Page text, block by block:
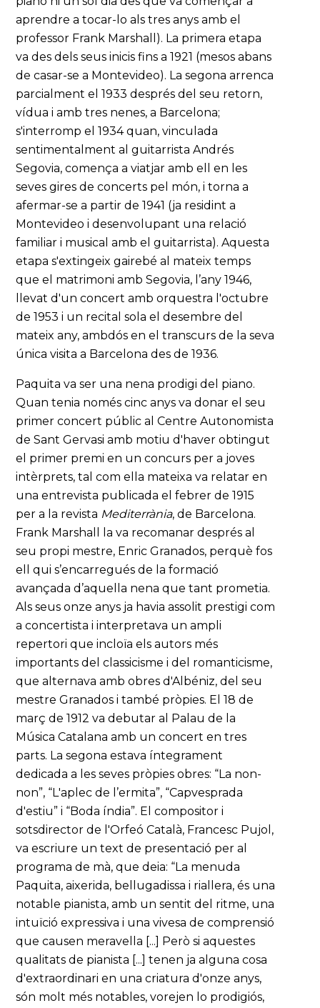
aprendre a tocar-lo als tres anys amb el
professor Frank Marshall). La primera etapa
va des dels seus inicis fins a 1921 (mesos abans
de casar-se a Montevideo). La segona arrenca
parcialment el 1933 després del seu retorn,
vídua i amb tres nenes, a Barcelona;
s'interromp el 1934 quan, vinculada
sentimentalment al guitarrista Andrés
Segovia, comença a viatjar amb ell en les
seves gires de concerts pel món, i torna a
afermar-se a partir de 1941 (ja residint a
Montevideo i desenvolupant una relació
familiar i musical amb el guitarrista). Aquesta
etapa s'extingeix gairebé al mateix temps
que el matrimoni amb Segovia, l’any 1946,
llevat d'un concert amb orquestra l'octubre
de 1953 i un recital sola el desembre del
mateix any, ambdós en el transcurs de la seva
única visita a Barcelona des de 1936.
Paquita va ser una nena prodigi del piano.
Quan tenia només cinc anys va donar el seu
primer concert públic al Centre Autonomista
de Sant Gervasi amb motiu d'haver obtingut
el primer premi en un concurs per a joves
intèrprets, tal com ella mateixa va relatar en
una entrevista publicada el febrer de 1915
per a la revista Mediterrània, de Barcelona.
Frank Marshall la va recomanar després al
seu propi mestre, Enric Granados, perquè fos
ell qui s’encarregués de la formació
avançada d’aquella nena que tant prometia.
Als seus onze anys ja havia assolit prestigi com
a concertista i interpretava un ampli
repertori que incloïa els autors més
importants del classicisme i del romanticisme,
que alternava amb obres d'Albéniz, del seu
mestre Granados i també pròpies. El 18 de
març de 1912 va debutar al Palau de la
Música Catalana amb un concert en tres
parts. La segona estava íntegrament
dedicada a les seves pròpies obres: “La non-
non”, “L'aplec de l’ermita”, “Capvesprada
d'estiu” i “Boda índia”. El compositor i
sotsdirector de l'Orfeó Català, Francesc Pujol,
va escriure un text de presentació per al
programa de mà, que deia: “La menuda
Paquita, aixerida, bellugadissa i riallera, és una
notable pianista, amb un sentit del ritme, una
intuïció expressiva i una vivesa de comprensió
que causen meravella [...] Però si aquestes
qualitats de pianista [...] tenen ja alguna cosa
d'extraordinari en una criatura d'onze anys,
són molt més notables, vorejen lo prodigiós,